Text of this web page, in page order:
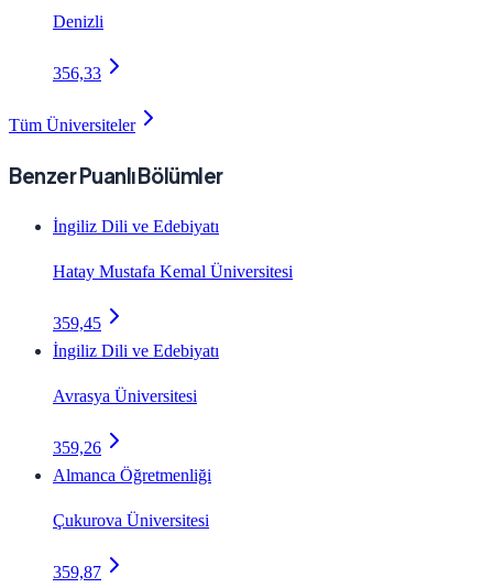
Denizli
356,33
Tüm Üniversiteler
Benzer Puanlı Bölümler
İngiliz Dili ve Edebiyatı
Hatay Mustafa Kemal Üniversitesi
359,45
İngiliz Dili ve Edebiyatı
Avrasya Üniversitesi
359,26
Almanca Öğretmenliği
Çukurova Üniversitesi
359,87